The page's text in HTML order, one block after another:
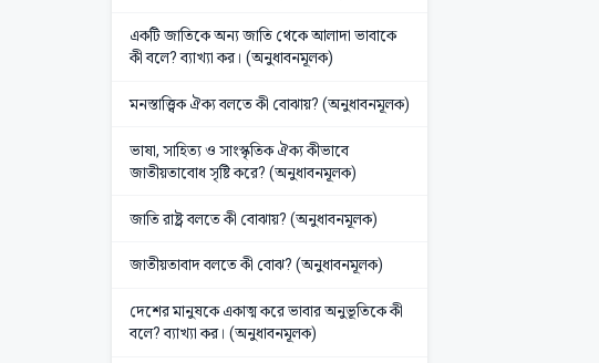
একটি জাতিকে অন্য জাতি থেকে আলাদা ভাবাকে
কী বলে? ব্যাখ্যা কর। (অনুধাবনমূলক)
মনস্তাত্ত্বিক ঐক্য বলতে কী বোঝায়? (অনুধাবনমূলক)
ভাষা, সাহিত্য ও সাংস্কৃতিক ঐক্য কীভাবে
জাতীয়তাবোধ সৃষ্টি করে? (অনুধাবনমূলক)
জাতি রাষ্ট্র বলতে কী বোঝায়? (অনুধাবনমূলক)
জাতীয়তাবাদ বলতে কী বোঝ? (অনুধাবনমূলক)
দেশের মানুষকে একাত্ম করে ভাবার অনুভূতিকে কী
বলে? ব্যাখ্যা কর। (অনুধাবনমূলক)